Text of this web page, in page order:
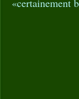
«certainement